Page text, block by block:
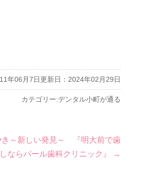
年06月7日更新日：2024年02月29日
カテゴリー:デンタル小町が通る
き～新しい発見～ 『明大前で歯
ならパール歯科クリニック』
→